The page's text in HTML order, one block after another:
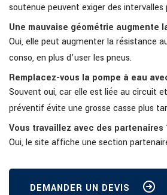
soutenue peuvent exiger des intervalles
Une mauvaise géométrie augmente
Oui, elle peut augmenter la résistance
conso, en plus d’user les pneus.
Remplacez-vous la pompe à eau
Souvent oui, car elle est liée au circuit
préventif évite une grosse casse plus
Vous travaillez avec des partenaires
Oui, le site affiche une section
DEMANDER UN DEVIS